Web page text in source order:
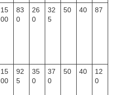
15
00
83
0
26
0
32
5
50 40 87
15
00
92
5
35
0
37
0
50 40
12
0